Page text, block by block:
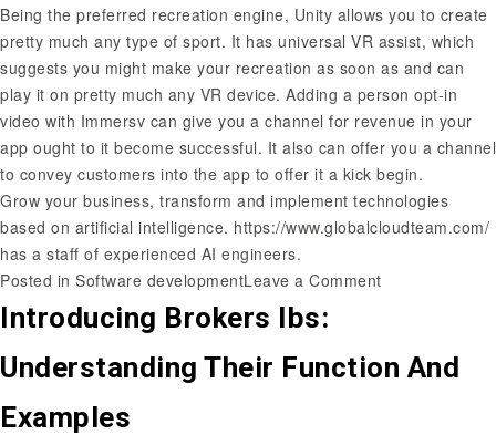
Being the preferred recreation engine, Unity allows you to create
pretty much any type of sport. It has universal VR assist, which
suggests you might make your recreation as soon as and can
play it on pretty much any VR device. Adding a person opt-in
video with Immersv can give you a channel for revenue in your
app ought to it become successful. It also can offer you a channel
to convey customers into the app to offer it a kick begin.
Grow your business, transform and implement technologies
based on artificial intelligence. https://www.globalcloudteam.com/
has a staff of experienced AI engineers.
Posted in Software developmentLeave a Comment
Introducing Brokers Ibs:
Understanding Their Function And
Examples